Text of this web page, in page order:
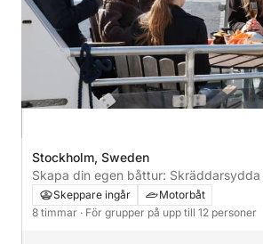
Stockholm, Sweden
Skapa din egen båttur:
Stockholms skärgård
Skeppare ingår
Motorbåt
8 timmar · För grupper på upp till 12 personer